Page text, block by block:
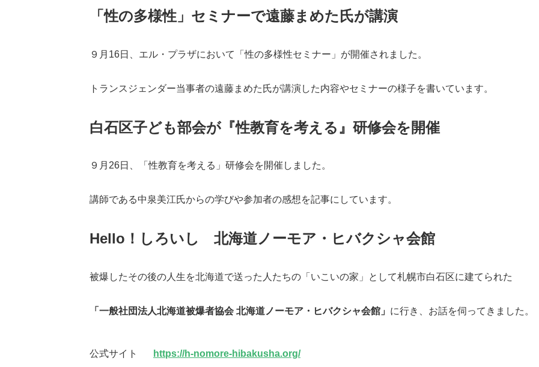
「性の多様性」セミナーで遠藤まめた氏が講演
９月16日、エル・プラザにおいて「性の多様性セミナー」が開催されました。
トランスジェンダー当事者の遠藤まめた氏が講演した内容やセミナーの様子を書いています。
白石区子ども部会が『性教育を考える』研修会を開催
９月26日、「性教育を考える」研修会を開催しました。
講師である中泉美江氏からの学びや参加者の感想を記事にしています。
Hello！しろいし 北海道ノーモア・ヒバクシャ会館
被爆したその後の人生を北海道で送った人たちの「いこいの家」として札幌市白石区に建てられた
「一般社団法人北海道被爆者協会 北海道ノーモア・ヒバクシャ会館」 に行き、お話を伺ってきました。
公式サイト https://h-nomore-hibakusha.org/